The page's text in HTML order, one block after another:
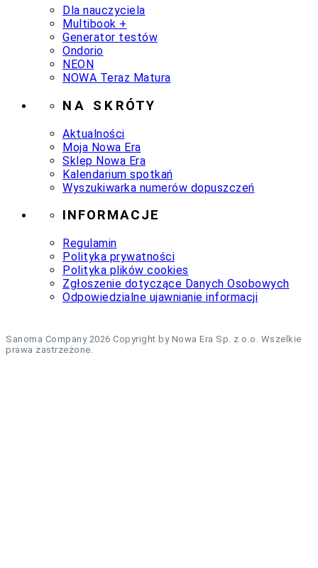
Dla nauczyciela
Multibook +
Generator testów
Ondorio
NEON
NOWA Teraz Matura
NA SKRÓTY
Aktualności
Moja Nowa Era
Sklep Nowa Era
Kalendarium spotkań
Wyszukiwarka numerów dopuszczeń
INFORMACJE
Regulamin
Polityka prywatności
Polityka plików cookies
Zgłoszenie dotyczące Danych Osobowych
Odpowiedzialne ujawnianie informacji
Sanoma Company 2026 Copyright by Nowa Era Sp. z o.o. Wszelkie
prawa zastrzeżone.